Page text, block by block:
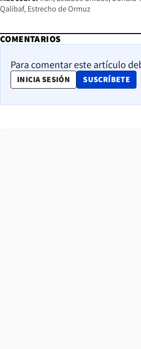
Qalibaf Estrecho de Ormuz
COMENTARIOS
Para comentar este artículo
INICIA SESIÓN SUSCRÍBETE
OPENS IN NEW